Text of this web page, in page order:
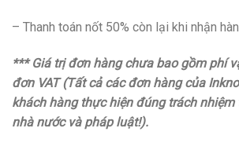
– Thanh toán nốt 50% còn lại khi nhận
*** Giá trị đơn hàng chưa bao gồm phí
đơn VAT (Tất cả các đơn hàng của
khách hàng thực hiện đúng trách nhiệm
nhà nước và pháp luật!).